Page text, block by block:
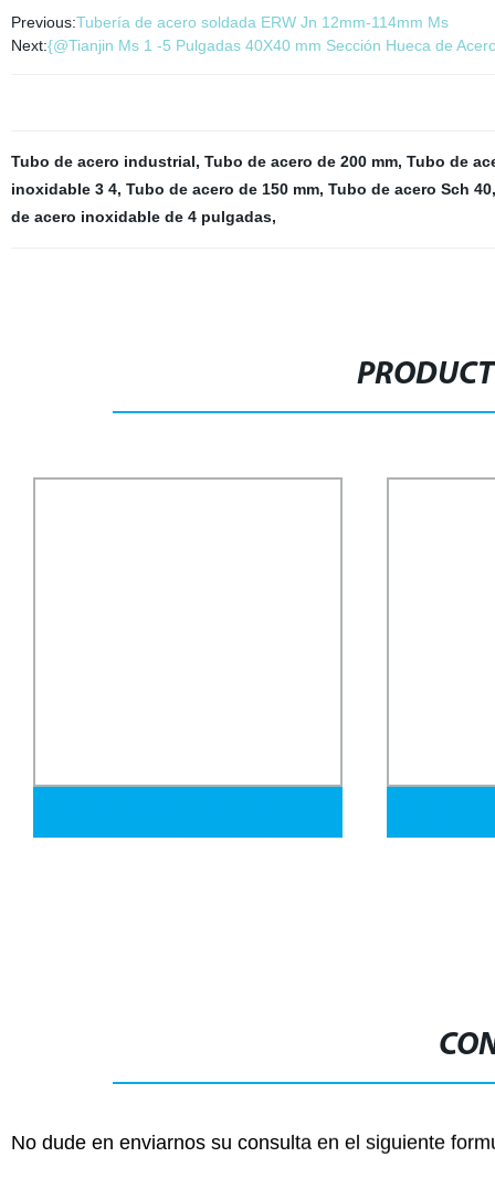
Previous:Tubería de acero soldada ERW Jn 12mm-114mm Ms
Next:{@Tianjin Ms 1 -5 Pulgadas 40X40 mm Sección Hueca de
Tubo de acero industrial, Tubo de acero de 200 mm, Tubo de
inoxidable 3 4, Tubo de acero de 150 mm, Tubo de acero Sch 40
de acero inoxidable de 4 pulgadas,
No dude en enviarnos su consulta en el siguiente